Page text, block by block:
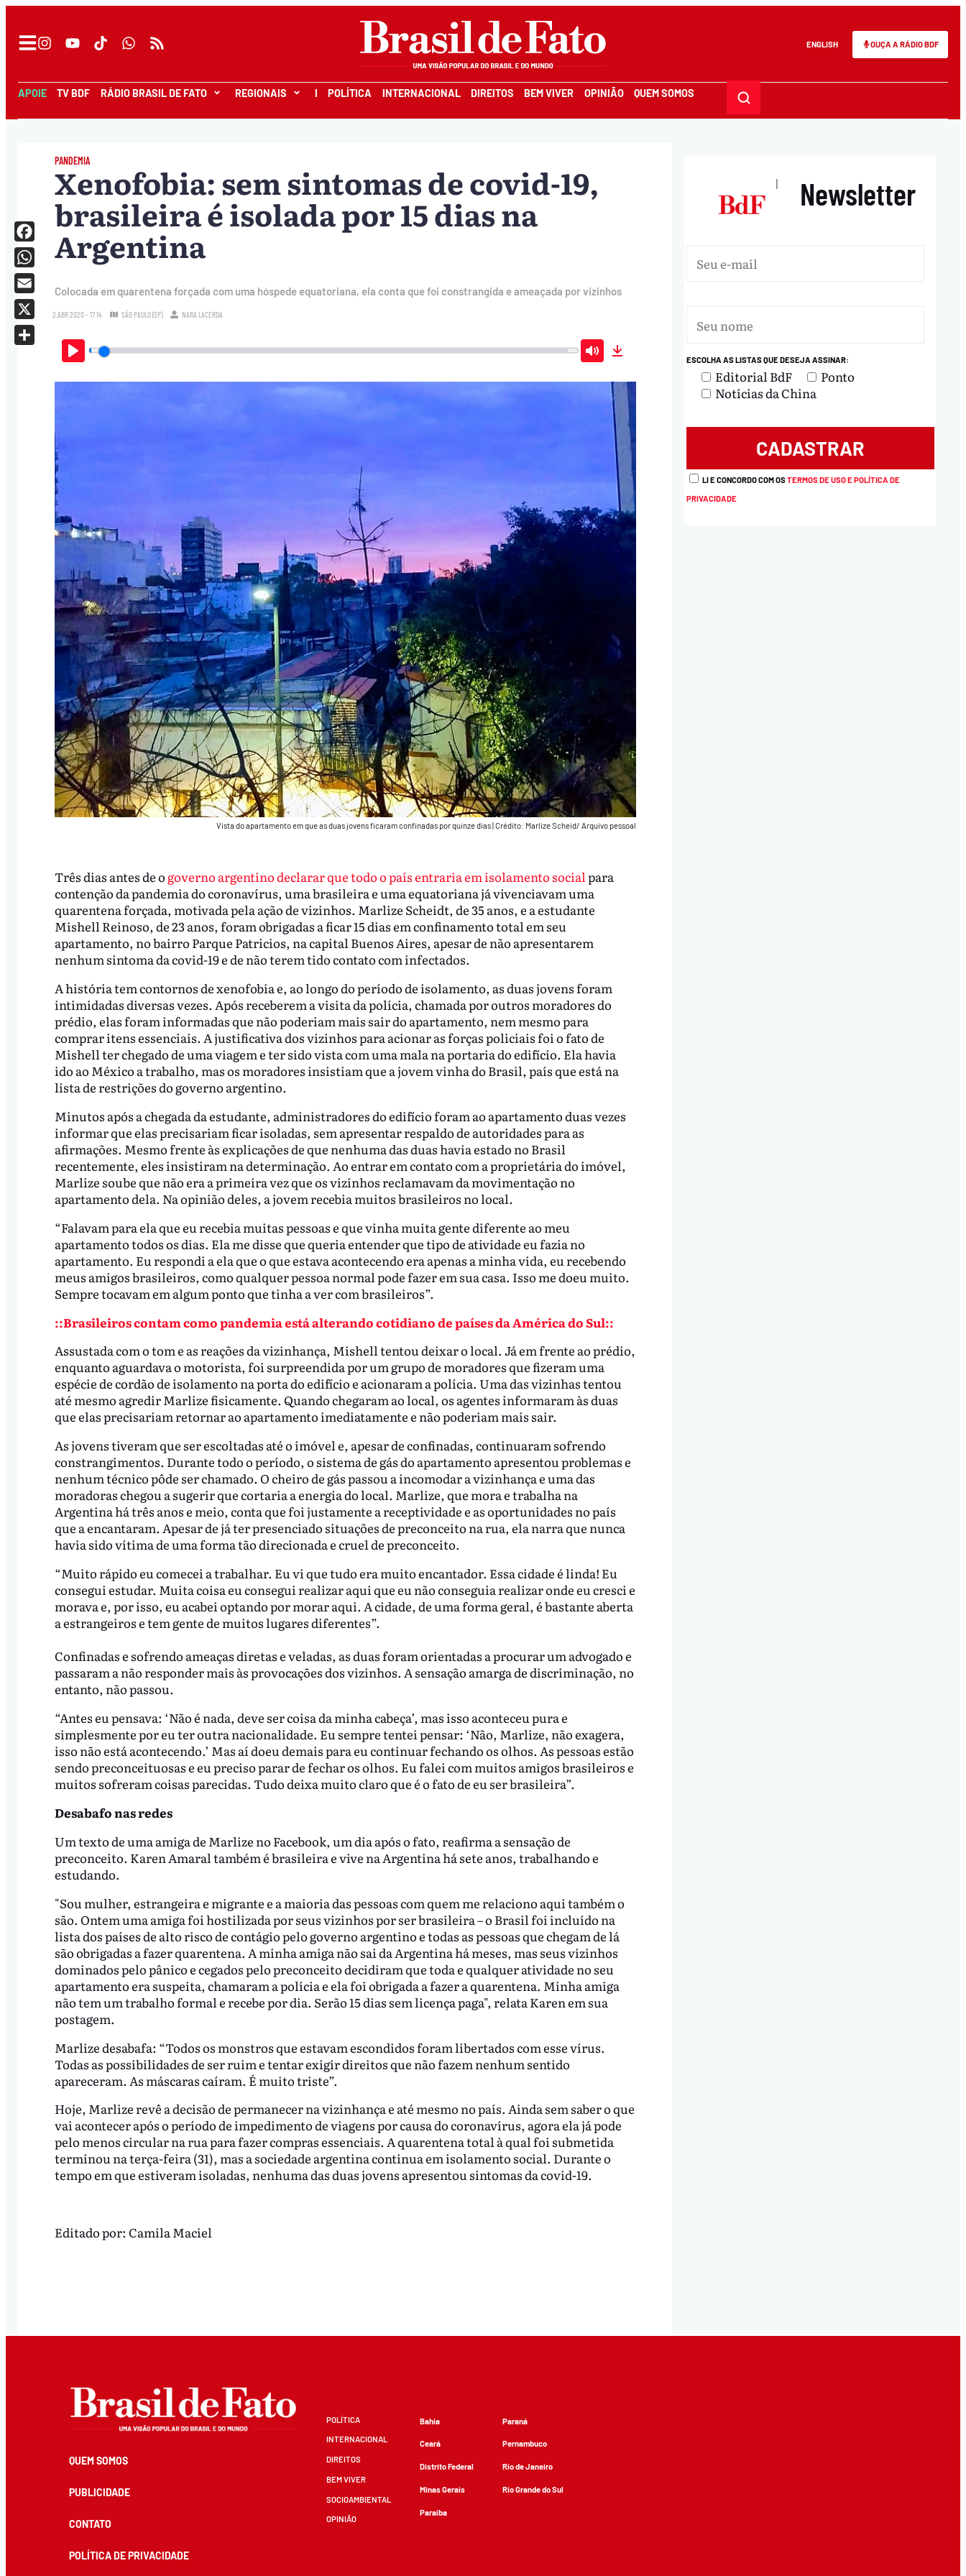
ENGLISH OUÇA A RÁDIO BDF
APOIE TV BDF RÁDIO BRASIL DE FATO REGIONAIS I POLÍTICA INTERNACIONAL DIREITOS BEM VIVER OPINIÃO QUEM SOMOS
PANDEMIA
Xenofobia: sem sintomas de covid-19,
brasileira é isolada por 15 dias na
Argentina
Colocada em quarentena forçada com uma hóspede equatoriana, ela conta que foi constrangida e ameaçada por vizinhos
2.ABR.2020 - 17:14 SÃO PAULO (SP) NARA LACERDA
Play Mute
Vista do apartamento em que as duas jovens ficaram confinadas por quinze dias Crédito: Marlize Scheid/ Arquivo pessoal
Três dias antes de ogoverno argentino declarar que todo o país entraria em isolamento socialpara
contenção da pandemia do coronavírus, uma brasileira e uma equatoriana já vivenciavam uma
quarentena forçada, motivada pela ação de vizinhos. Marlize Scheidt, de 35 anos, e a estudante
Mishell Reinoso, de 23 anos, foram obrigadas a ficar 15 dias em confinamento total em seu
apartamento, no bairro Parque Patricios, na capital Buenos Aires, apesar de não apresentarem
nenhum sintoma da covid-19 e de não terem tido contato com infectados.
A história tem contornos de xenofobia e, ao longo do período de isolamento, as duas jovens foram
intimidadas diversas vezes. Após receberem a visita da polícia, chamada por outros moradores do
prédio, elas foram informadas que não poderiam mais sair do apartamento, nem mesmo para
comprar itens essenciais. A justificativa dos vizinhos para acionar as forças policiais foi o fato de
Mishell ter chegado de uma viagem e ter sido vista com uma mala na portaria do edifício. Ela havia
ido ao México a trabalho, mas os moradores insistiam que a jovem vinha do Brasil, país que está na
lista de restrições do governo argentino.
Minutos após a chegada da estudante, administradores do edifício foram ao apartamento duas vezes
informar que elas precisariam ficar isoladas, sem apresentar respaldo de autoridades para as
afirmações. Mesmo frente às explicações de que nenhuma das duas havia estado no Brasil
recentemente, eles insistiram na determinação. Ao entrar em contato com a proprietária do imóvel,
Marlize soube que não era a primeira vez que os vizinhos reclamavam da movimentação no
apartamento dela. Na opinião deles, a jovem recebia muitos brasileiros no local.
“Falavam para ela que eu recebia muitas pessoas e que vinha muita gente diferente ao meu
apartamento todos os dias. Ela me disse que queria entender que tipo de atividade eu fazia no
apartamento. Eu respondi a ela que o que estava acontecendo era apenas a minha vida, eu recebendo
meus amigos brasileiros, como qualquer pessoa normal pode fazer em sua casa. Isso me doeu muito.
Sempre tocavam em algum ponto que tinha a ver com brasileiros”.
::Brasileiros contam como pandemia está alterando cotidiano de países da América do Sul::
Assustada com o tom e as reações da vizinhança, Mishell tentou deixar o local. Já em frente ao prédio,
enquanto aguardava o motorista, foi surpreendida por um grupo de moradores que fizeram uma
espécie de cordão de isolamento na porta do edifício e acionaram a polícia. Uma das vizinhas tentou
até mesmo agredir Marlize fisicamente. Quando chegaram ao local, os agentes informaram às duas
que elas precisariam retornar ao apartamento imediatamente e não poderiam mais sair.
As jovens tiveram que ser escoltadas até o imóvel e, apesar de confinadas, continuaram sofrendo
constrangimentos. Durante todo o período, o sistema de gás do apartamento apresentou problemas e
nenhum técnico pôde ser chamado. O cheiro de gás passou a incomodar a vizinhança e uma das
moradoras chegou a sugerir que cortaria a energia do local. Marlize, que mora e trabalha na
Argentina há três anos e meio, conta que foi justamente a receptividade e as oportunidades no país
que a encantaram. Apesar de já ter presenciado situações de preconceito na rua, ela narra que nunca
havia sido vítima de uma forma tão direcionada e cruel de preconceito.
“Muito rápido eu comecei a trabalhar. Eu vi que tudo era muito encantador. Essa cidade é linda! Eu
consegui estudar. Muita coisa eu consegui realizar aqui que eu não conseguia realizar onde eu cresci e
morava e, por isso, eu acabei optando por morar aqui. A cidade, de uma forma geral, é bastante aberta
a estrangeiros e tem gente de muitos lugares diferentes”.
Confinadas e sofrendo ameaças diretas e veladas, as duas foram orientadas a procurar um advogado e
passaram a não responder mais às provocações dos vizinhos. A sensação amarga de discriminação, no
entanto, não passou.
“Antes eu pensava: ‘Não é nada, deve ser coisa da minha cabeça’, mas isso aconteceu pura e
simplesmente por eu ter outra nacionalidade. Eu sempre tentei pensar: ‘Não, Marlize, não exagera,
isso não está acontecendo.’ Mas aí doeu demais para eu continuar fechando os olhos. As pessoas estão
sendo preconceituosas e eu preciso parar de fechar os olhos. Eu falei com muitos amigos brasileiros e
muitos sofreram coisas parecidas. Tudo deixa muito claro que é o fato de eu ser brasileira”.
Desabafo nas redes
Um texto de uma amiga de Marlize no Facebook, um dia após o fato, reafirma a sensação de
preconceito. Karen Amaral também é brasileira e vive na Argentina há sete anos, trabalhando e
estudando.
"Sou mulher, estrangeira e migrante e a maioria das pessoas com quem me relaciono aqui também o
são. Ontem uma amiga foi hostilizada por seus vizinhos por ser brasileira – o Brasil foi incluído na
lista dos países de alto risco de contágio pelo governo argentino e todas as pessoas que chegam de lá
são obrigadas a fazer quarentena. A minha amiga não sai da Argentina há meses, mas seus vizinhos
dominados pelo pânico e cegados pelo preconceito decidiram que toda e qualquer atividade no seu
apartamento era suspeita, chamaram a polícia e ela foi obrigada a fazer a quarentena. Minha amiga
não tem um trabalho formal e recebe por dia. Serão 15 dias sem licença paga", relata Karen em sua
postagem.
Marlize desabafa: “Todos os monstros que estavam escondidos foram libertados com esse vírus.
Todas as possibilidades de ser ruim e tentar exigir direitos que não fazem nenhum sentido
apareceram. As máscaras caíram. É muito triste”.
Hoje, Marlize revê a decisão de permanecer na vizinhança e até mesmo no país. Ainda sem saber o que
vai acontecer após o período de impedimento de viagens por causa do coronavírus, agora ela já pode
pelo menos circular na rua para fazer compras essenciais. A quarentena total à qual foi submetida
terminou na terça-feira (31), mas a sociedade argentina continua em isolamento social. Durante o
tempo em que estiveram isoladas, nenhuma das duas jovens apresentou sintomas da covid-19.
Facebook
WhatsApp
Email
X
Editado por: Camila Maciel
| Newsletter
ESCOLHA AS LISTAS QUE DESEJA ASSINAR:
Editorial BdF
Ponto
Notícias da China
LI E CONCORDO COM OSTERMOS DE USO E POLÍTICA DE
PRIVACIDADE
QUEM SOMOS
PUBLICIDADE
CONTATO
POLÍTICA DE PRIVACIDADE
POLÍTICA
INTERNACIONAL
DIREITOS
BEM VIVER
SOCIOAMBIENTAL
OPINIÃO
Bahia
Ceará
Distrito Federal
Minas Gerais
Paraíba
Paraná
Pernambuco
Rio de Janeiro
Rio Grande do Sul